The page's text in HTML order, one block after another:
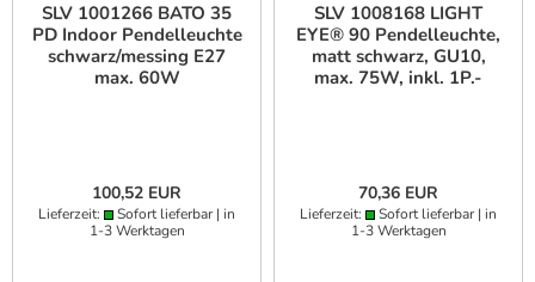
SLV 1001266 BATO 35
PD Indoor Pendelleuchte
schwarz/messing E27
max. 60W
100,52 EUR
Lieferzeit:
Sofort lieferbar | in
1-3 Werktagen
SLV 1008168 LIGHT
EYE® 90 Pendelleuchte,
matt schwarz, GU10,
max. 75W, inkl. 1P.-
70,36 EUR
Lieferzeit:
Sofort lieferbar | in
1-3 Werktagen